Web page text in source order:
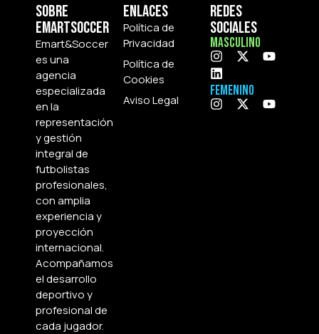
Sobre
Emartsoccer
Emart&Soccer
es una
agencia
especializada
en la
representación
y gestión
integral de
futbolistas
profesionales,
con amplia
experiencia y
proyección
internacional.
Acompañamos
el desarrollo
deportivo y
profesional de
cada jugador.
Enlaces
Política de
Privacidad
Política de
Cookies
Aviso Legal
Redes
Sociales
Masculino
Femenino